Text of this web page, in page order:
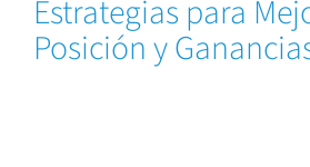
Estrategias para
Posición y